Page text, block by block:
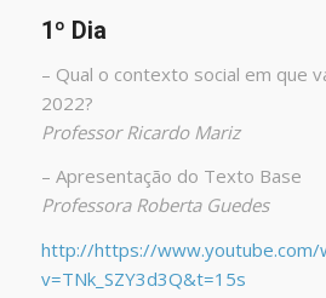
1º Dia
– Qual o contexto social em que
2022?
Professor Ricardo Mariz
– Apresentação do Texto Base
Professora Roberta Guedes
http://https://www.youtube.com/
v=TNk_SZY3d3Q&t=15s